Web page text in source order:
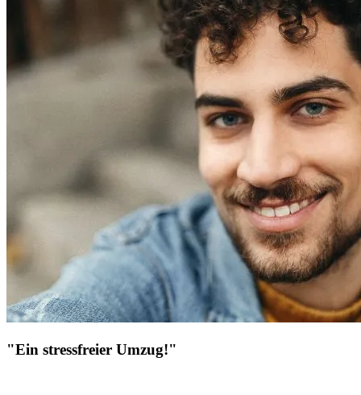
"Ein stressfreier Umzug!"